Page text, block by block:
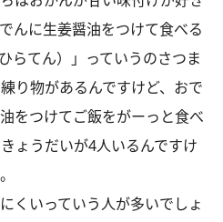
んに生姜醤油をつけて食べる
らてん）」っていうのさつま
り物があるんですけど、おで
をつけてご飯をがーっと食べ
ょうだいが4人いるんですけ
くいっていう人が多いでしょ